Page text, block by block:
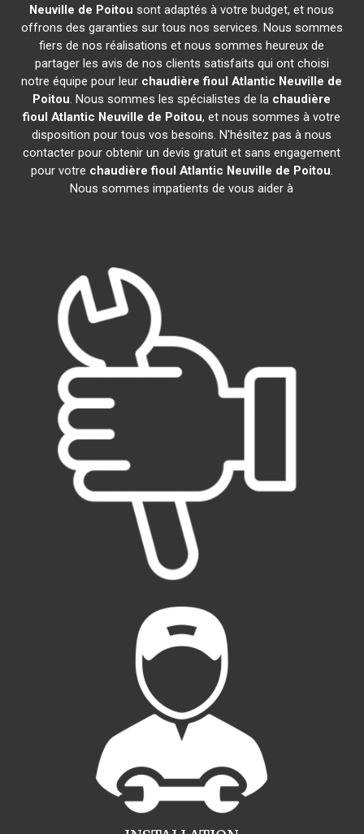
Neuville de Poitou sont adaptés à votre budget, et nous
offrons des garanties sur tous nos services. Nous sommes
fiers de nos réalisations et nous sommes heureux de
partager les avis de nos clients satisfaits qui ont choisi
notre équipe pour leur chaudière fioul Atlantic Neuville de
Poitou. Nous sommes les spécialistes de la chaudière
fioul Atlantic Neuville de Poitou, et nous sommes à votre
disposition pour tous vos besoins. N'hésitez pas à nous
contacter pour obtenir un devis gratuit et sans engagement
pour votre chaudière fioul Atlantic Neuville de Poitou.
Nous sommes impatients de vous aider à